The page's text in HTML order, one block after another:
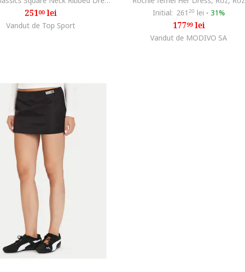
25100lei
Vandut de Top Sport
Initial: 261 20 lei - 31%
17799lei
Vandut de MODIVO SA